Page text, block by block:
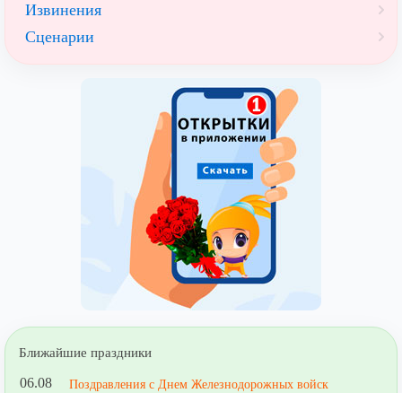
Извинения
Сценарии
Ближайшие праздники
06.08 Поздравления с Днем Железнодорожных войск